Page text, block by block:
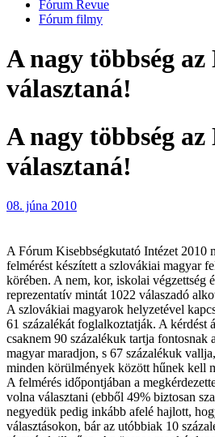
Fórum Revue
Fórum filmy
A nagy többség
választaná!
A nagy többség
választaná!
08. júna 2010
A Fórum Kisebbségkutató Intézet 2010
felmérést készített a szlovákiai magyar
körében. A nem, kor, iskolai végzettség
reprezentatív mintát 1022 válaszadó
A szlovákiai magyarok helyzetével
61 százalékát foglalkoztatják. A kérdést
csaknem 90 százalékuk tartja fontosnak
magyar maradjon, s 67 százalékuk
minden körülmények között hűnek kell
A felmérés időpontjában a
volna választani (ebből 49% biztosan
negyedük pedig inkább afelé hajlott,
választásokon, bár az utóbbiak 10